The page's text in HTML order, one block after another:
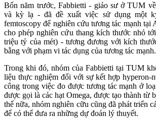
Bốn năm trước, Fabbietti - giáo sư ở TUM
và kỳ lạ - đã đề xuất việc sử dụng một
femtoscopy để nghiên cứu tương tác mạnh
cho phép nghiên cứu thang kích thước nhỏ
triệu tỷ của mét) - tương đương với kích
bằng với phạm vi tác dụng của tương tác mạnh.
Trong khi đó, nhóm của Fabbietti tại TUM
liệu thực nghiệm đối với sự kết hợp hyperon-
công trong việc đo được tương tác mạnh ở
được gọi là các hạt Omega, được tạo thành từ
thế nữa, nhóm nghiên cữu cũng đã phát triển
để có thể đưa ra những dự đoán lý thuyết.